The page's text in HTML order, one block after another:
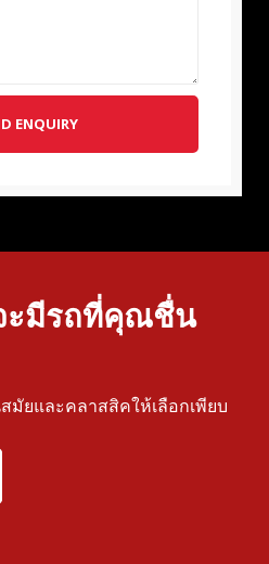
ENQUIRY
ะมีรถที่คุณชื่น
ยและคลาสสิคให้เลือกเพียบ